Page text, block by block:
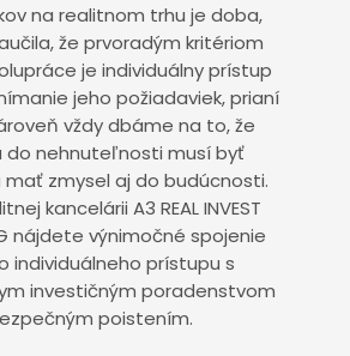
na realitnom trhu je doba,
že prvoradým kritériom
je individuálny prístup
jeho požiadaviek, prianí
vždy dbáme na to, že
do nehnuteľnosti musí byť
zmysel aj do budúcnosti.
kancelárii A3 REAL INVEST
nájdete výnimočné spojenie
individuálneho prístupu s
investičným poradenstvom
poistením.